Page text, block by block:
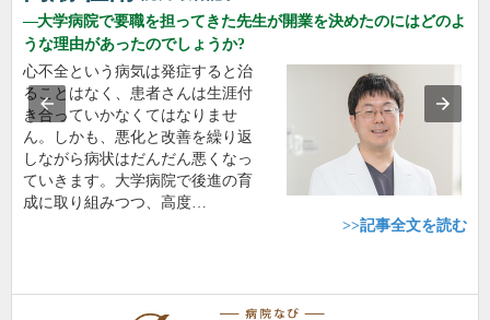
大学病院で要職を担ってきた先生が開業を決めたのにはどのよ
うな理由があったのでしょうか?
心不全という病気は発症すると治
ることはなく、患者さんは生涯付
き合っていかなくてはなりませ
ん。しかも、悪化と改善を繰り返
しながら病状はだんだん悪くなっ
ていきます。大学病院で後進の育
成に取り組みつつ、高度…
>>記事全文を読む